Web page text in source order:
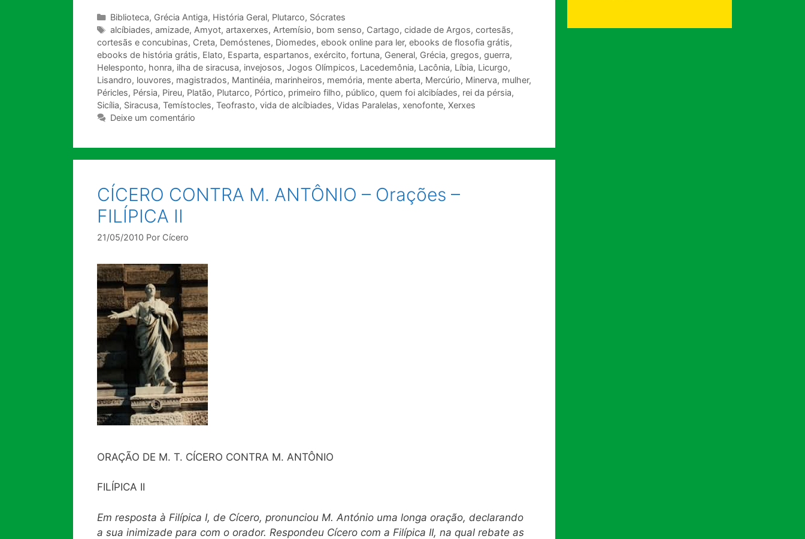
Categorias
Biblioteca, Grécia Antiga, História Geral, Plutarco, Sócrates
Tags
alcíbiades, amizade, Amyot, artaxerxes, Artemísio, bom senso, Cartago, cidade de Argos, cortesãs,
cortesãs e concubinas, Creta, Demóstenes, Diomedes, ebook online para ler, ebooks de flosofia grátis,
ebooks de história grátis, Elato, Esparta, espartanos, exército, fortuna, General, Grécia, gregos, guerra,
Helesponto, honra, ilha de siracusa, invejosos, Jogos Olímpicos, Lacedemônia, Lacônia, Líbia, Licurgo,
Lisandro, louvores, magistrados, Mantinéia, marinheiros, memória, mente aberta, Mercúrio, Minerva, mulher,
Péricles, Pérsia, Pireu, Platão, Plutarco, Pórtico, primeiro filho, público, quem foi alcibíades, rei da pérsia,
Sicília, Siracusa, Temístocles, Teofrasto, vida de alcíbiades, Vidas Paralelas, xenofonte, Xerxes
Deixe um comentário
CÍCERO CONTRA M. ANTÔNIO – Orações –
FILÍPICA II
21/05/2010 Por Cícero
ORAÇÃO DE M. T. CÍCERO CONTRA M. ANTÔNIO
FILÍPICA II
Em resposta à Filípica I, de Cícero, pronunciou M. António uma longa oração, declarando
a sua inimizade para com o orador. Respondeu Cícero com a Filípica II, na qual rebate as